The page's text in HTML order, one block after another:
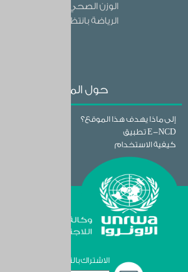
الوزن الصحي وتناول الغذاء
الرياضة بانتظام
حول الموقع والتطبيق
إلى ماذا يهدف هذا الموقع؟
تطبيق E-NCD
كيفية الاستخدام
الاشتراك بالنشرة البريدية